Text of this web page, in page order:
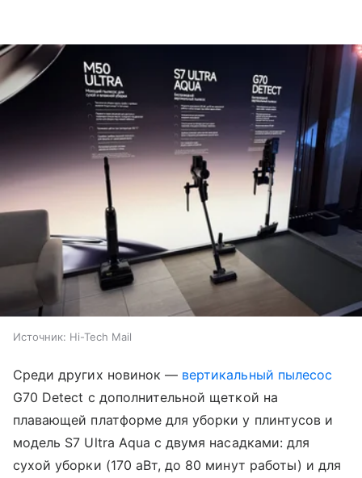
Источник: Hi-Tech Mail
Среди других новинок — вертикальный пылесос
G70 Detect с дополнительной щеткой на
плавающей платформе для уборки у плинтусов и
модель S7 Ultra Aqua с двумя насадками: для
сухой уборки (170 аВт, до 80 минут работы) и для